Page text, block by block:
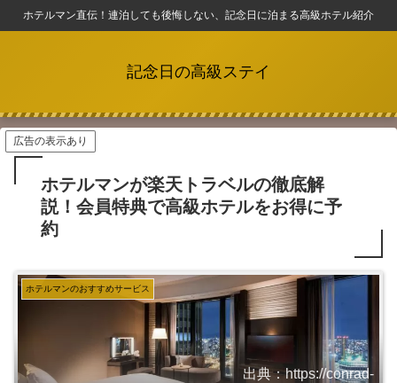
ホテルマン直伝！連泊しても後悔しない、記念日に泊まる高級ホテル紹介
記念日の高級ステイ
広告の表示あり
ホテルマンが楽天トラベルの徹底解
説！会員特典で高級ホテルをお得に予
約
ホテルマンのおすすめサービス
出典：https://conrad-